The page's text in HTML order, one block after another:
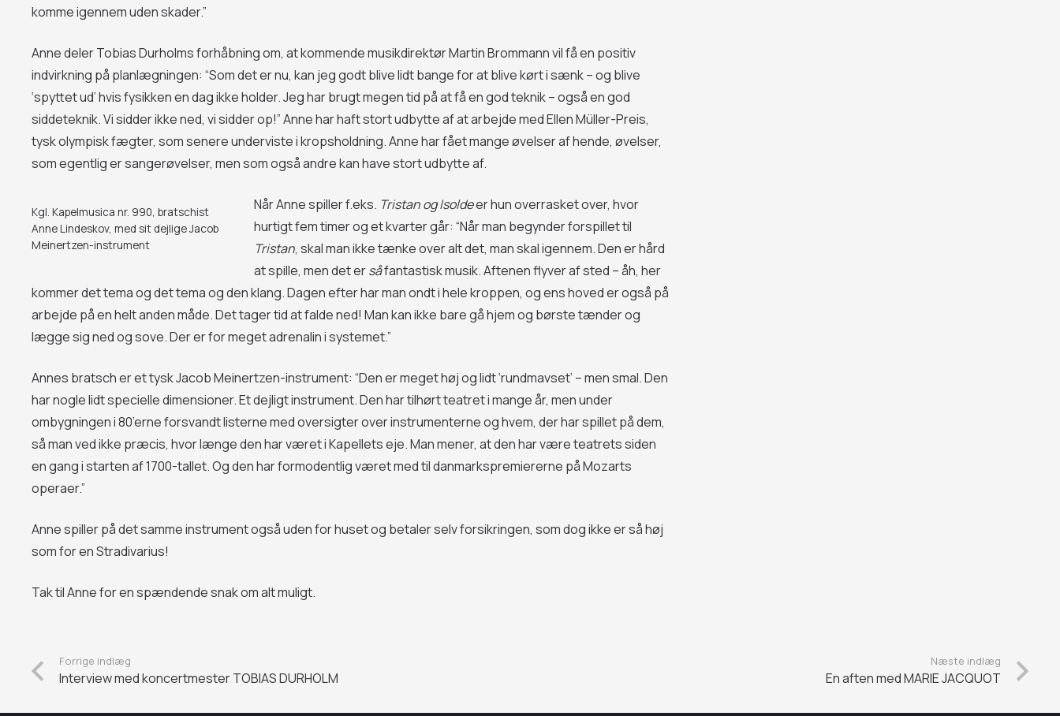
komme igennem uden skader.”
Anne deler Tobias Durholms forhåbning om, at kommende musikdirektør Martin Brommann vil få en positiv
indvirkning på planlægningen: “Som det er nu, kan jeg godt blive lidt bange for at blive kørt i sænk – og blive
‘spyttet ud’ hvis fysikken en dag ikke holder. Jeg har brugt megen tid på at få en god teknik – også en god
siddeteknik. Vi sidder ikke ned, vi sidder op!” Anne har haft stort udbytte af at arbejde med Ellen Müller-Preis,
tysk olympisk fægter, som senere underviste i kropsholdning. Anne har fået mange øvelser af hende, øvelser,
som egentlig er sangerøvelser, men som også andre kan have stort udbytte af.
Kgl. Kapelmusica nr. 990, bratschist
Anne Lindeskov, med sit dejlige Jacob
Meinertzen-instrument
Når Anne spiller f.eks. Tristan og Isoldeer hun overrasket over, hvor
hurtigt fem timer og et kvarter går: “Når man begynder forspillet til
Tristan, skal man ikke tænke over alt det, man skal igennem. Den er hård
at spille, men det ersåfantastisk musik. Aftenen flyver af sted – åh, her
kommer det tema og det tema og den klang. Dagen efter har man ondt i hele kroppen, og ens hoved er også på
arbejde på en helt anden måde. Det tager tid at falde ned! Man kan ikke bare gå hjem og børste tænder og
lægge sig ned og sove. Der er for meget adrenalin i systemet.”
Annes bratsch er et tysk Jacob Meinertzen-instrument: “Den er meget høj og lidt ‘rundmavset’ – men smal. Den
har nogle lidt specielle dimensioner. Et dejligt instrument. Den har tilhørt teatret i mange år, men under
ombygningen i 80’erne forsvandt listerne med oversigter over instrumenterne og hvem, der har spillet på dem,
så man ved ikke præcis, hvor længe den har været i Kapellets eje. Man mener, at den har være teatrets siden
en gang i starten af 1700-tallet. Og den har formodentlig været med til danmarkspremiererne på Mozarts
operaer.”
Anne spiller på det samme instrument også uden for huset og betaler selv forsikringen, som dog ikke er så høj
som for en Stradivarius!
Tak til Anne for en spændende snak om alt muligt.
Forrige indlæg
Interview med koncertmester TOBIAS DURHOLM
Næste indlæg
En aften med MARIE JACQUOT